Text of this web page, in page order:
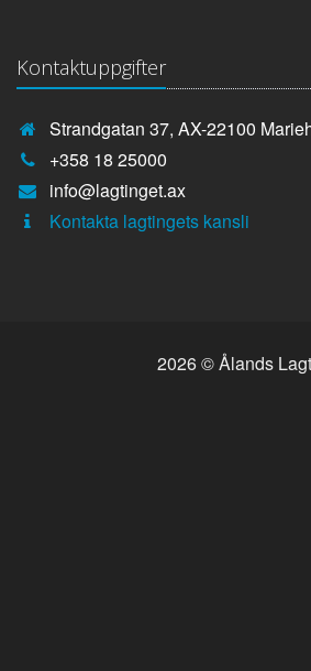
Kontaktuppgifter
Strandgatan 37, AX-22100
Telefonnummer:
+358 18 25000
E-
post:
info@lagtinget.ax
Fler:
Kontakta lagtingets kansli
2026 © Ålands